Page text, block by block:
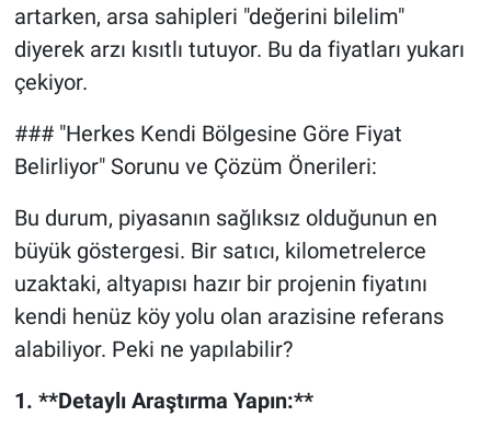
artarken, arsa sahipleri "değerini bilelim"
diyerek arzı kısıtlı tutuyor. Bu da fiyatları yukarı
çekiyor.
### "Herkes Kendi Bölgesine Göre Fiyat
Belirliyor" Sorunu ve Çözüm Önerileri:
Bu durum, piyasanın sağlıksız olduğunun en
büyük göstergesi. Bir satıcı, kilometrelerce
uzaktaki, altyapısı hazır bir projenin fiyatını
kendi henüz köy yolu olan arazisine referans
alabiliyor. Peki ne yapılabilir?
1. **Detaylı Araştırma Yapın:**